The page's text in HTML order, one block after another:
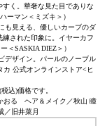
く。華奢な見た目でありな
ーマン＜ミズキ＞）
も見える、優しいカーブのダ
された印象に。イヤーカフ
＜SASKIA DIEZ＞）
デザイン。パールのノーブル
カ 公式オンラインストア<ヒ
込)価格です。
おる ヘア＆メイク／秋山 瞳
旧井菜月